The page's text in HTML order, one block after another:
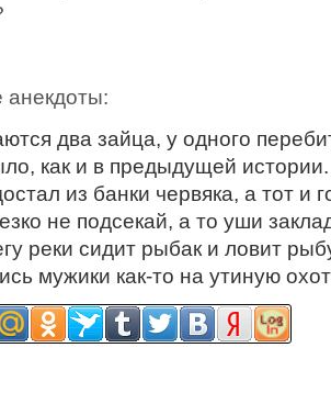
два зайца, у одного
как и в предыдущей истории.
из банки червяка, а тот и
не подсекай, а то уши
реки сидит рыбак и ловит
мужики как-то на утиную